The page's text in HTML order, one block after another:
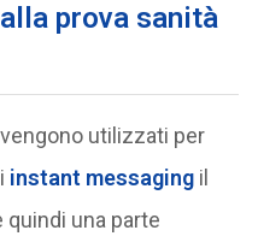
prova sanità
utilizzati per
instant messagingil
una parte